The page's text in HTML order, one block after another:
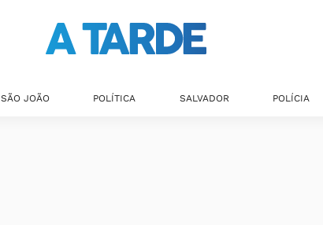
SÃO JOÃO POLÍTICA SALVADOR POLÍCIA